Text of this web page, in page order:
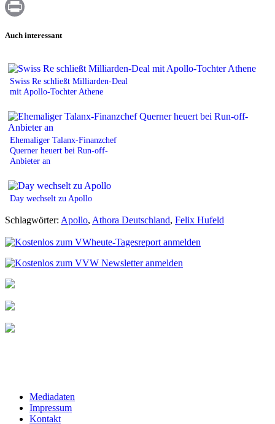
WhatsApp
Auch interessant
Swiss Re schließt Milliarden-Deal
mit Apollo-Tochter Athene
Ehemaliger Talanx-Finanzchef
Querner heuert bei Run-off-
Anbieter an
Day wechselt zu Apollo
Schlagwörter: Apollo, Athora Deutschland, Felix Hufeld
Mediadaten
Impressum
Kontakt